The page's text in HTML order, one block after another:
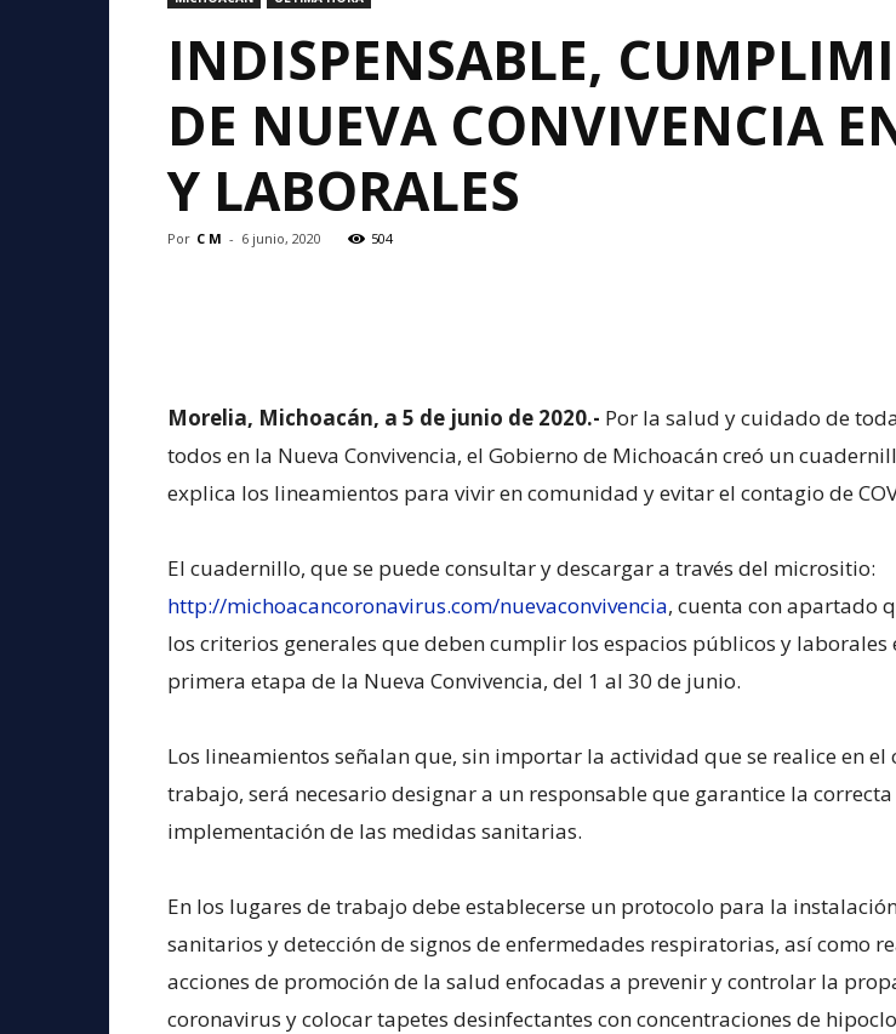
INDISPENSABLE,
DE NUEVA CONVIVENCIA
Y LABORALES
Por C M - 6 junio, 2020 504
Morelia, Michoacán, a 5 de junio de 2020.- Por la salud y cuidado de
todos en la Nueva Convivencia, el Gobierno de Michoacán creó un
explica los lineamientos para vivir en comunidad y evitar el contagio de
El cuadernillo, que se puede consultar y descargar a través del micrositio:
http://michoacancoronavirus.com/nuevaconvivencia, cuenta con apartado
los criterios generales que deben cumplir los espacios públicos y laborales
primera etapa de la Nueva Convivencia, del 1 al 30 de junio.
Los lineamientos señalan que, sin importar la actividad que se realice en el
trabajo, será necesario designar a un responsable que garantice la correcta
implementación de las medidas sanitarias.
En los lugares de trabajo debe establecerse un protocolo para la
sanitarios y detección de signos de enfermedades respiratorias, así como
acciones de promoción de la salud enfocadas a prevenir y controlar la
coronavirus y colocar tapetes desinfectantes con concentraciones de